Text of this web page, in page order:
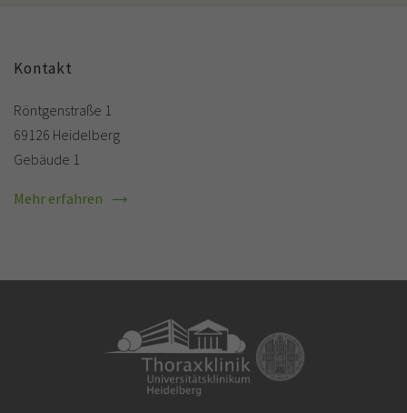
Kontakt
Röntgenstraße 1
69126 Heidelberg
Gebäude 1
Mehr erfahren